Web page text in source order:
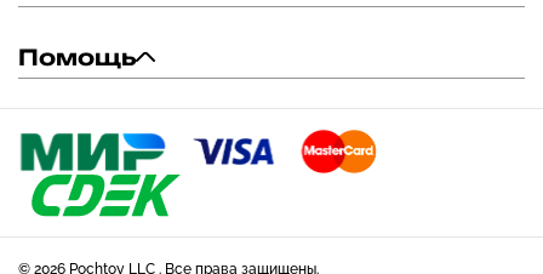
Помощь
© 2026 Pochtoy LLC . Все права защищены.